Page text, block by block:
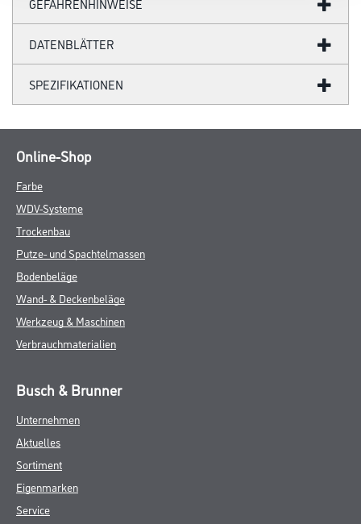
GEFAHRENHINWEISE
DATENBLÄTTER
SPEZIFIKATIONEN
Online-Shop
Farbe
WDV-Systeme
Trockenbau
Putze- und Spachtelmassen
Bodenbeläge
Wand- & Deckenbeläge
Werkzeug & Maschinen
Verbrauchmaterialien
Busch & Brunner
Unternehmen
Aktuelles
Sortiment
Eigenmarken
Service